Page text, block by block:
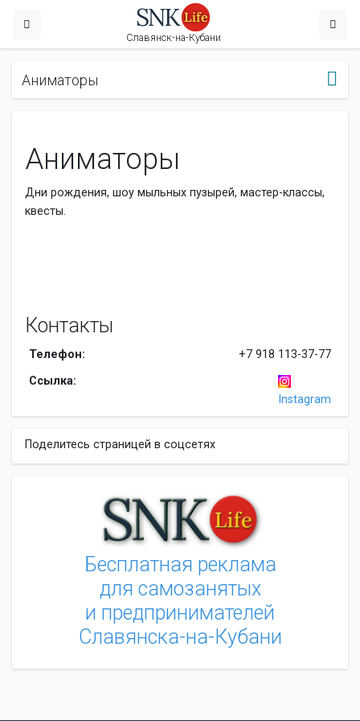
Славянск-на-Кубани
Аниматоры
Аниматоры
Дни рождения, шоу мыльных пузырей, мастер-классы,
квесты.
Контакты
Телефон:
+7 918 113-37-77
Ссылка:
Instagram
Поделитесь страницей в соцсетях
Бесплатная реклама
для самозанятых
и предпринимателей
Славянска-на-Кубани